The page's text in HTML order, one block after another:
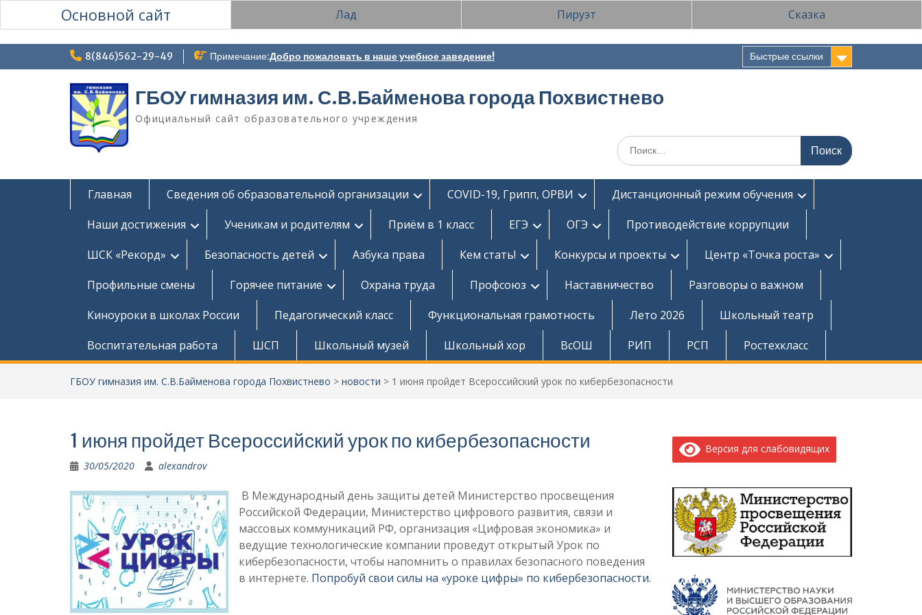
Основной сайт Лад Пируэт Сказка
8(846)562-29-49 Примечание:Добро пожаловать в наше учебное заведение! Быстрые ссылки
ГБОУ гимназия им. С.В.Байменова города Похвистнево
Официальный сайт образовательного учреждения
Поиск
по:
Главная Сведения об образовательной организации COVID-19, Грипп, ОРВИ
Дистанционный режим обучения
Наши достижения
Ученикам и родителям Приём в 1 класс ЕГЭ ОГЭ
Противодействие коррупции
ШСК «Рекорд»
Безопасность детей Азбука права Кем стать! Конкурсы и проекты
Центр «Точка роста»
Профильные смены
Горячее питание Охрана труда Профсоюз Наставничество
Разговоры о важном
Киноуроки в школах России
Педагогический класс Функциональная грамотность Лето 2026
Школьный театр
Воспитательная работа
ШСП Школьный музей Школьный хор ВсОШ РИП РСП Ростехкласс
ГБОУ гимназия им. С.В.Байменова города Похвистнево > новости > 1 июня пройдет Всероссийский урок по кибербезопасности
1 июня пройдет Всероссийский урок по кибербезопасности
30/05/2020 alexandrov
В Международный день защиты детей Министерство просвещения
Российской Федерации, Министерство цифрового развития, связи и
массовых коммуникаций РФ, организация «Цифровая экономика» и
ведущие технологические компании проведут открытый Урок по
кибербезопасности, чтобы напомнить о правилах безопасного поведения
в интернете. Попробуй свои силы на «уроке цифры» по кибербезопасности.
Версия для слабовидящих